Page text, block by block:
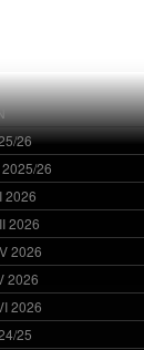
26
26
2026
2026
2026
2026
2026
25